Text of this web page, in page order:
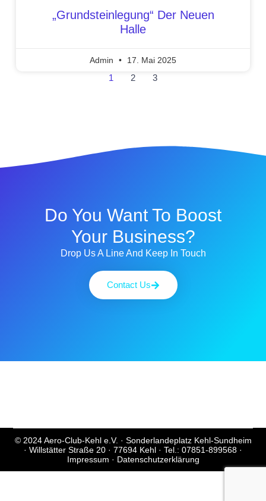
„Grundsteinlegung“ Der Neuen
Halle
Admin 17. Mai 2025
1 2 3
Do You Want To Boost
Your Business?
Drop Us A Line And Keep In Touch
Contact Us
© 2024 Aero-Club-Kehl e.V. · Sonderlandeplatz Kehl-Sundheim
· Willstätter Straße 20 · 77694 Kehl · Tel.: 07851-899568 ·
Impressum · Datenschutzerklärung